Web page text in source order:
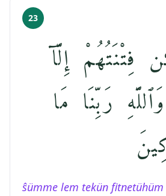
23
فِتْنَتُهُمْ إِلَّآ
رَبِّنَا مَا
ŝümme lem tekün